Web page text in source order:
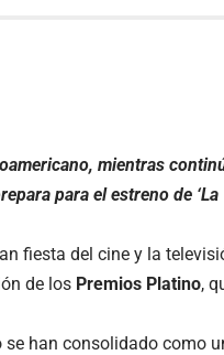
mientras
para el estreno de ‘La
fiesta del cine y la
de los Premios Platino,
han consolidado como